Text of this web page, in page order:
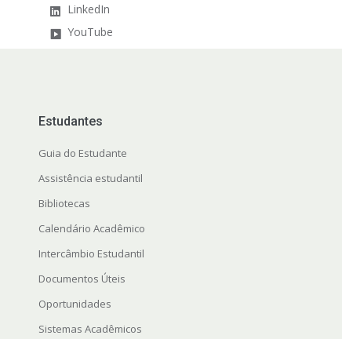
LinkedIn
YouTube
Estudantes
Guia do Estudante
Assistência estudantil
Bibliotecas
Calendário Acadêmico
Intercâmbio Estudantil
Documentos Úteis
Oportunidades
Sistemas Acadêmicos